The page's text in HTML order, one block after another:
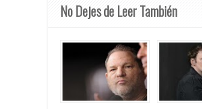
No Dejes de Leer También